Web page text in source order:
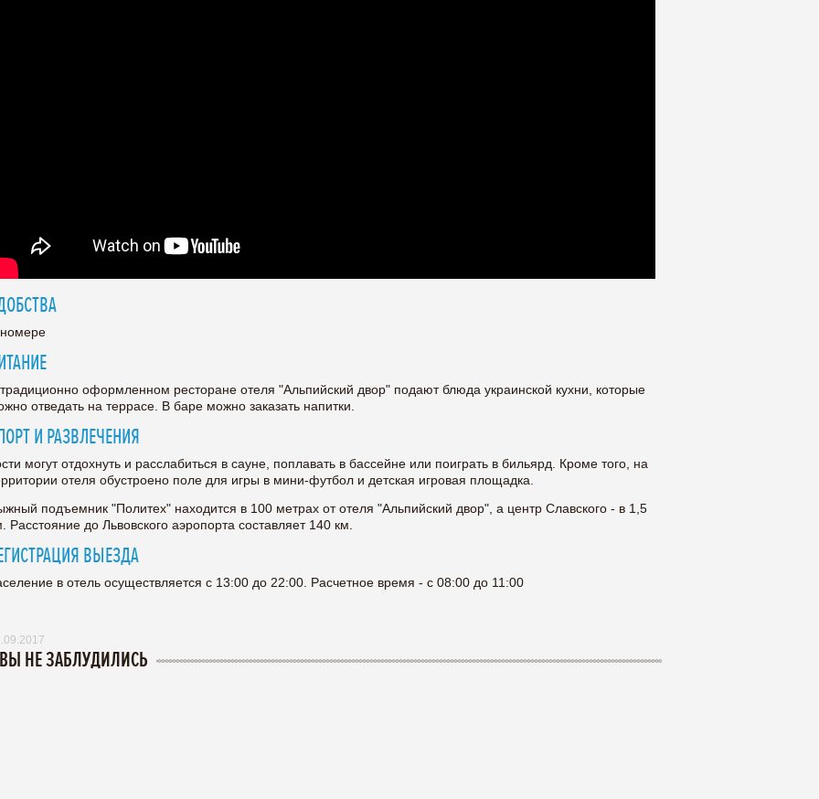
оформленном ресторане отеля "Альпийский двор" подают блюда украинской кухни, которые
отведать на террасе. В баре можно заказать напитки.
И РАЗВЛЕЧЕНИЯ
могут отдохнуть и расслабиться в сауне, поплавать в бассейне или поиграть в бильярд. Кроме того, на
отеля обустроено поле для игры в мини-футбол и детская игровая площадка.
подъемник "Политех" находится в 100 метрах от отеля "Альпийский двор", а центр Славского - в 1,5
Расстояние до Львовского аэропорта составляет 140 км.
ВЫЕЗДА
в отель осуществляется с 13:00 до 22:00. Расчетное время - с 08:00 до 11:00
НЕ ЗАБЛУДИЛИСЬ